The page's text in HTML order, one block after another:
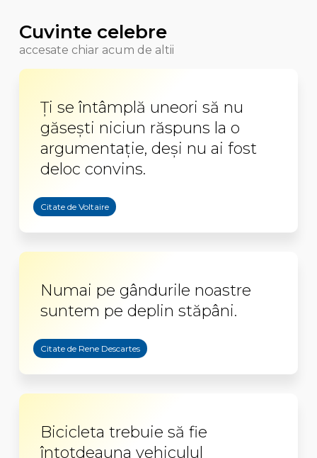
Cuvinte celebre
accesate chiar acum de altii
Ți se întâmplă uneori să nu
găsești niciun răspuns la o
argumentație, deși nu ai fost
deloc convins.
Citate de Voltaire
Numai pe gândurile noastre
suntem pe deplin stăpâni.
Citate de Rene Descartes
Bicicleta trebuie să fie
întotdeauna vehiculul